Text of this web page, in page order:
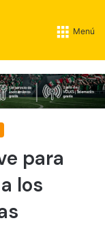
Menú
para
los